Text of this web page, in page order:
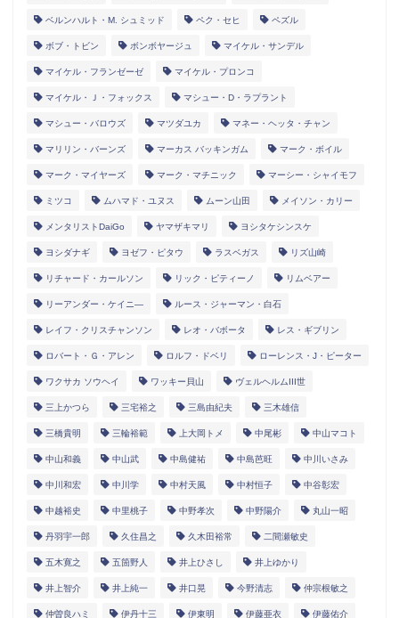
ベルンハルト・M. シュミッド ペク・セヒ ペズル
ボブ・トビン ボンボヤージュ マイケル・サンデル
マイケル・フランゼーゼ マイケル・プロンコ
マイケル・Ｊ・フォックス マシュー・D・ラプラント
マシュー・バロウズ マツダユカ マネー・ヘッタ・チャン
マリリン・バーンズ マーカス バッキンガム マーク・ボイル
マーク・マイヤーズ マーク・マチニック マーシー・シャイモフ
ミツコ ムハマド・ユヌス ムーン山田 メイソン・カリー
メンタリストDaiGo ヤマザキマリ ヨシタケシンスケ
ヨシダナギ ヨゼフ・ピタウ ラスベガス リズ山崎
リチャード・カールソン リック・ピティーノ リムベアー
リーアンダー・ケイニ― ルース・ジャーマン・白石
レイフ・クリスチャンソン レオ・バボータ レス・ギブリン
ロバート・Ｇ・アレン ロルフ・ドベリ ローレンス・J・ピーター
ワクサカ ソウヘイ ワッキー貝山 ヴェルヘルムIII世
三上かつら 三宅裕之 三島由紀夫 三木雄信
三橋貴明 三輪裕範 上大岡トメ 中尾彬 中山マコト
中山和義 中山武 中島健祐 中島芭旺 中川いさみ
中川和宏 中川学 中村天風 中村恒子 中谷彰宏
中越裕史 中里桃子 中野孝次 中野陽介 丸山一昭
丹羽宇一郎 久住昌之 久木田裕常 二間瀬敏史
五木寛之 五箇野人 井上ひさし 井上ゆかり
井上智介 井上純一 井口晃 今野清志 仲宗根敏之
仲曽良ハミ 伊丹十三 伊東明 伊藤亜衣 伊藤佑介